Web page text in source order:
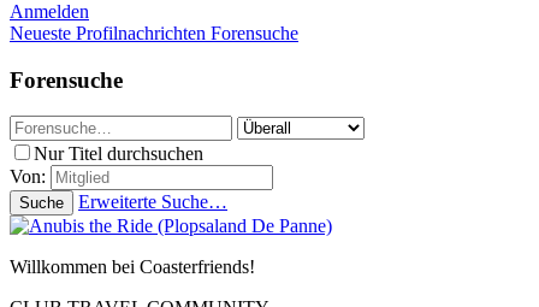
Anmelden
Neueste Profilnachrichten Forensuche
Forensuche
Nur Titel durchsuchen
Von:
Suche Erweiterte Suche…
Willkommen bei Coasterfriends!